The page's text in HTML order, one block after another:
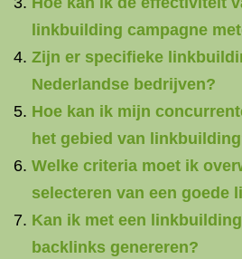
linkbuilding campagne
Zijn er specifieke
Nederlandse bedrijven?
Hoe kan ik mijn
het gebied van
Welke criteria moet ik
selecteren van een goede
Kan ik met een
backlinks genereren?